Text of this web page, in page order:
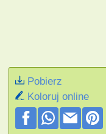
Pobierz
Koloruj online